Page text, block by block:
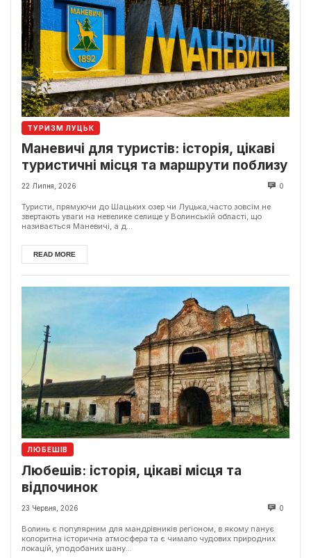
ТУРИЗМ ЛУЦЬК
Маневичі для туристів: історія, цікаві
туристичні місця та маршрути поблизу
22 Липня, 2026 0
Туристи, прямуючи до Шацьких озер чи Луцька,часто зовсім не
звертають уваги на невелике селище у Волинській області, що
називається Маневичі, а д...
READ MORE
ЛЮБЕШІВ
Любешів: історія, цікаві місця та
відпочинок
23 Червня, 2026 0
Волинь є популярним для мандрівників регіоном, в якому панує
колоритна історична атмосфера та є чимало чудових природних
локацій, уподобаних шану...